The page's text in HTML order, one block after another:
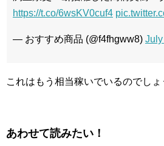
https://t.co/6wsKV0cuf4
— おすすめ商品 (@f4fhgww8)
これはもう相当稼いでいるのでしょ
あわせて読みたい！